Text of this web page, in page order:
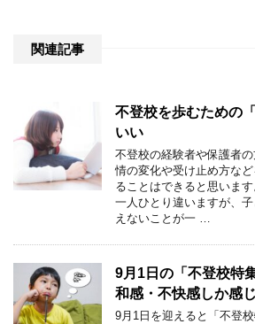
関連記事
不登校を歩むための
いい
不登校の経験者や保護者
情の変化や受け止め方な
ることはできると思いま
一人ひとり違いますが、
えないことが一 …
9月1日の「不登校特
和感・不快感しか感
9月1日を迎えると「不登